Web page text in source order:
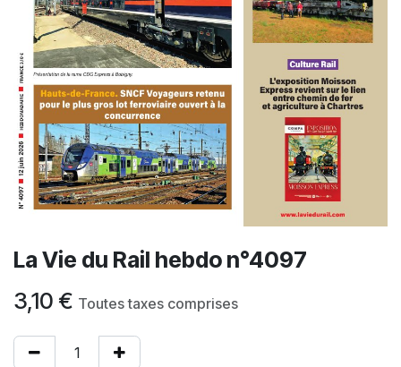
La Vie du Rail hebdo n°4097
3,10 € Toutes taxes comprises